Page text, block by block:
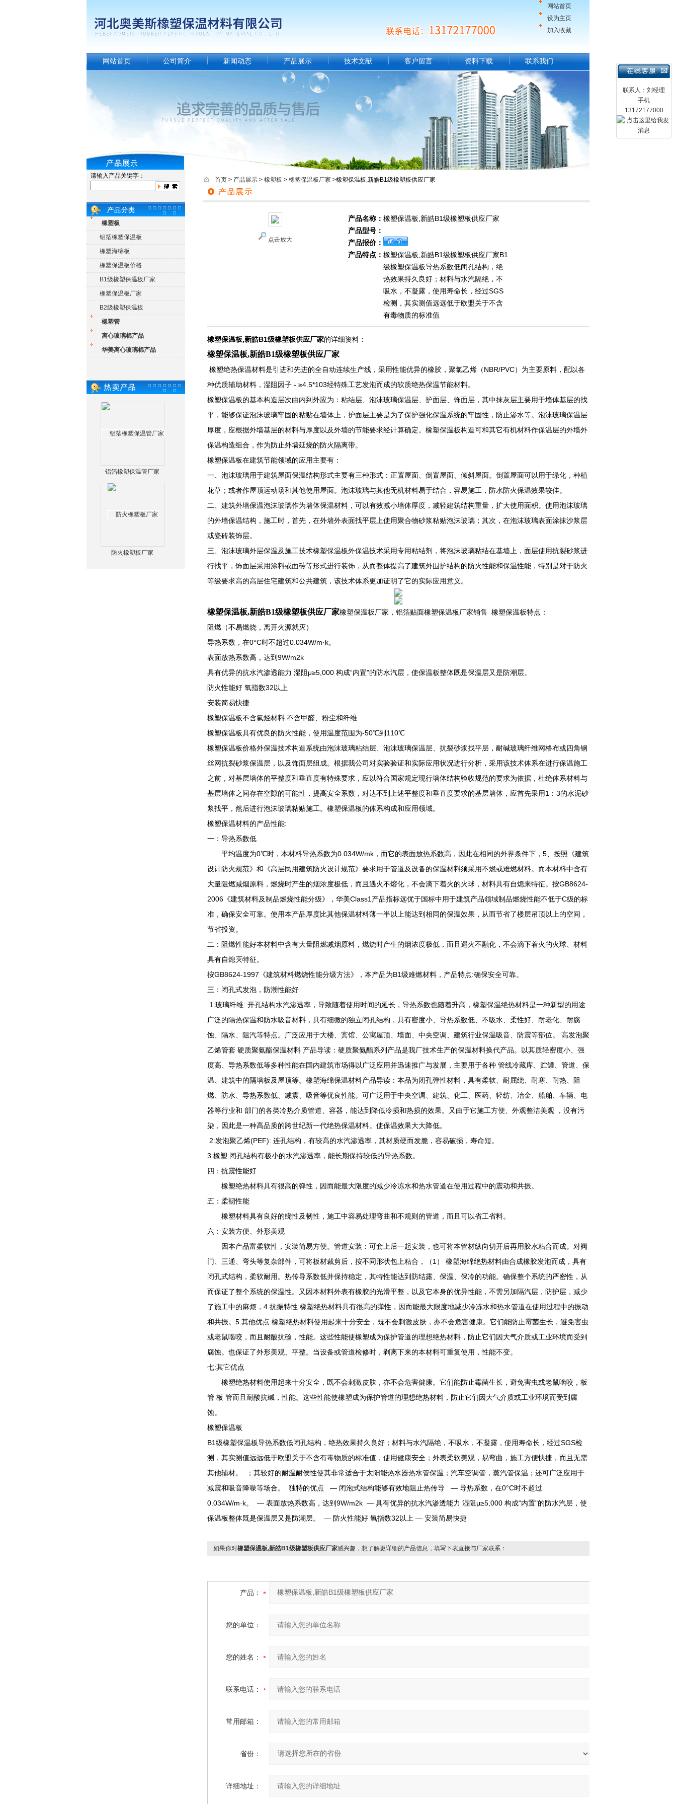
网站首页
设为主页
加入收藏
联系人：刘经理
手机
13172177000
网站首页 公司简介 新闻动态 产品展示 技术文献 客户留言 资料下载 联系我们
请输入产品关键字：
橡塑板
铝箔橡塑保温板
橡塑海绵板
橡塑保温板价格
B1级橡塑保温板厂家
橡塑保温板厂家
B2级橡塑保温板
橡塑管
离心玻璃棉产品
华美离心玻璃棉产品
铝箔橡塑保温管厂家
防火橡塑板厂家
首页 > 产品展示 > 橡塑板 > 橡塑保温板厂家 >橡塑保温板,新皓B1级橡塑板供应厂家
点击放大
产品名称： 橡塑保温板,新皓B1级橡塑板供应厂家
产品型号：
产品报价：
产品特点： 橡塑保温板,新皓B1级橡塑板供应厂家B1
级橡塑保温板导热系数低闭孔结构，绝
热效果持久良好；材料与水汽隔绝，不
吸水，不凝露，使用寿命长，经过SGS
检测，其实测值远远低于欧盟关于不含
有毒物质的标准值
橡塑保温板,新皓B1级橡塑板供应厂家的详细资料：
橡塑保温板,新皓B1级橡塑板供应厂家
橡塑绝热保温材料是引进和先进的全自动连续生产线，采用性能优异的橡胶，聚氯乙烯（NBR/PVC）为主要原料，配以各
种优质辅助材料，湿阻因子 - ≥4.5*103经特殊工艺发泡而成的软质绝热保温节能材料。
橡塑保温板的基本构造层次由内到外应为：粘结层、泡沫玻璃保温层、护面层、饰面层，其中抹灰层主要用于墙体基层的找
平，能够保证泡沫玻璃牢固的粘贴在墙体上，护面层主要是为了保护强化保温系统的牢固性，防止渗水等。泡沫玻璃保温层
厚度，应根据外墙基层的材料与厚度以及外墙的节能要求经计算确定。橡塑保温板构造可和其它有机材料作保温层的外墙外
保温构造组合，作为防止外墙延烧的防火隔离带。
橡塑保温板在建筑节能领域的应用主要有：
一、泡沫玻璃用于建筑屋面保温结构形式主要有三种形式：正置屋面、倒置屋面、倾斜屋面。倒置屋面可以用于绿化，种植
花草；或者作屋顶运动场和其他使用屋面。泡沫玻璃与其他无机材料易于结合，容易施工，防水防火保温效果较佳。
二、建筑外墙保温泡沫玻璃作为墙体保温材料，可以有效减小墙体厚度，减轻建筑结构重量，扩大使用面积。使用泡沫玻璃
的外墙保温结构，施工时，首先，在外墙外表面找平层上使用聚合物砂浆粘贴泡沫玻璃；其次，在泡沫玻璃表面涂抹沙浆层
或瓷砖装饰层。
三、泡沫玻璃外层保温及施工技术橡塑保温板外保温技术采用专用粘结剂，将泡沫玻璃粘结在基墙上，面层使用抗裂砂浆进
行找平，饰面层采用涂料或面砖等形式进行装饰，从而整体提高了建筑外围护结构的防火性能和保温性能，特别是对于防火
等级要求高的高层住宅建筑和公共建筑，该技术体系更加证明了它的实际应用意义。
橡塑保温板,新皓B1级橡塑板供应厂家橡塑保温板厂家，铝箔贴面橡塑保温板厂家销售 橡塑保温板特点：
阻燃（不易燃烧，离开火源就灭）
导热系数，在0°C时不超过0.034W/m·k。
表面放热系数高，达到9W/m2k
具有优异的抗水汽渗透能力 湿阻μ≥5,000 构成“内置"的防水汽层，使保温板整体既是保温层又是防潮层。
防火性能好 氧指数32以上
安装简易快捷
橡塑保温板不含氟烃材料 不含甲醛、粉尘和纤维
橡塑保温板具有优良的防火性能，使用温度范围为-50℃到110℃
橡塑保温板价格外保温技术构造系统由泡沫玻璃粘结层、泡沫玻璃保温层、抗裂砂浆找平层，耐碱玻璃纤维网格布或四角钢
丝网抗裂砂浆保温层，以及饰面层组成。根据我公司对实验验证和实际应用状况进行分析，采用该技术体系在进行保温施工
之前，对基层墙体的平整度和垂直度有特殊要求，应以符合国家规定现行墙体结构验收规范的要求为依据，杜绝体系材料与
基层墙体之间存在空隙的可能性，提高安全系数，对达不到上述平整度和垂直度要求的基层墙体，应首先采用1：3的水泥砂
浆找平，然后进行泡沫玻璃粘贴施工。橡塑保温板的体系构成和应用领域。
橡塑保温材料的产品性能:
一：导热系数低
平均温度为0℃时，本材料导热系数为0.034W/mk，而它的表面放热系数高，因此在相同的外界条件下，5、按照《建筑
设计防火规范》和《高层民用建筑防火设计规范》要求用于管道及设备的保温材料须采用不燃或难燃材料。而本材料中含有
大量阻燃减烟原料，燃烧时产生的烟浓度极低，而且遇火不熔化，不会滴下着火的火球，材料具有自熄来特征。按GB8624-
2006《建筑材料及制品燃烧性能分级》，华美Class1产品指标远优于国标中用于建筑产品领域制品燃烧性能不低于C级的标
准，确保安全可靠。使用本产品厚度比其他保温材料薄一半以上能达到相同的保温效果，从而节省了楼层吊顶以上的空间，
节省投资。
二：阻燃性能好本材料中含有大量阻燃减烟原料，燃烧时产生的烟浓度极低，而且遇火不融化，不会滴下着火的火球、材料
具有自熄灭特征。
按GB8624-1997《建筑材料燃烧性能分级方法》，本产品为B1级难燃材料，产品特点:确保安全可靠。
三：闭孔式发泡，防潮性能好
1:玻璃纤维: 开孔结构水汽渗透率，导致随着使用时间的延长，导热系数也随着升高，橡塑保温绝热材料是一种新型的用途
广泛的隔热保温和防水吸音材料，具有细微的独立闭孔结构，具有密度小、导热系数低、不吸水、柔性好、耐老化、耐腐
蚀、隔水、阻汽等特点。广泛应用于大楼、宾馆、公寓屋顶、墙面、中央空调、建筑行业保温吸音、防震等部位。 高发泡聚
乙烯管套 硬质聚氨酯保温材料 产品导读：硬质聚氨酯系列产品是我厂技术生产的保温材料换代产品。以其质轻密度小、强
度高、导热系数低等多种性能在国内建筑市场得以广泛应用并迅速推广与发展，主要用于各种 管线冷藏库、贮罐、管道、保
温、建筑中的隔墙板及屋顶等。橡塑海绵保温材料产品导读：本品为闭孔弹性材料，具有柔软、耐屈绕、耐寒、耐热、阻
燃、防水、导热系数低、减震、吸音等优良性能。可广泛用于中央空调、建筑、化工、医药、轻纺、冶金、船舶、车辆、电
器等行业和 部门的各类冷热介质管道、容器，能达到降低冷损和热损的效果。又由于它施工方便、外观整洁美观 ，没有污
染，因此是一种高品质的跨世纪新一代绝热保温材料。使保温效果大大降低。
2:发泡聚乙烯(PEF): 连孔结构，有较高的水汽渗透率，其材质硬而发脆，容易破损，寿命短。
3:橡塑:闭孔结构有极小的水汽渗透率，能长期保持较低的导热系数。
四：抗震性能好
橡塑绝热材料具有很高的弹性，因而能最大限度的减少冷冻水和热水管道在使用过程中的震动和共振。
五：柔韧性能
橡塑材料具有良好的绕性及韧性，施工中容易处理弯曲和不规则的管道，而且可以省工省料。
六：安装方便、外形美观
因本产品富柔软性，安装简易方便。管道安装：可套上后一起安装，也可将本管材纵向切开后再用胶水粘合而成。对阀
门、三通、弯头等复杂部件，可将板材裁剪后，按不同形状包上粘合，（1） 橡塑海绵绝热材料由合成橡胶发泡而成，具有
闭孔式结构，柔软耐用。热传导系数低并保持稳定，其特性能达到防结露、保温、保冷的功能。确保整个系统的严密性，从
而保证了整个系统的保温性。又因本材料外表有橡胶的光滑平整，以及它本身的优异性能，不需另加隔汽层，防护层，减少
了施工中的麻烦，4.抗振特性:橡塑绝热材料具有很高的弹性，因而能最大限度地减少冷冻水和热水管道在使用过程中的振动
和共振。5.其他优点:橡塑绝热材料使用起来十分安全，既不会剌激皮肤，亦不会危害健康。它们能防止霉菌生长，避免害虫
或老鼠啮咬，而且耐酸抗硷，性能。这些性能使橡塑成为保护管道的理想绝热材料，防止它们因大气介质或工业环境而受到
腐蚀。也保证了外形美观、平整。当设备或管道检修时，剥离下来的本材料可重复使用，性能不变。
七:其它优点
橡塑绝热材料使用起来十分安全，既不会刺激皮肤，亦不会危害健康。它们能防止霉菌生长，避免害虫或老鼠啮咬，板
管 板 管而且耐酸抗碱，性能。这些性能使橡塑成为保护管道的理想绝热材料，防止它们因大气介质或工业环境而受到腐
蚀。
橡塑保温板
B1级橡塑保温板导热系数低闭孔结构，绝热效果持久良好；材料与水汽隔绝，不吸水，不凝露，使用寿命长，经过SGS检
测，其实测值远远低于欧盟关于不含有毒物质的标准值，使用健康安全；外表柔软美观，易弯曲，施工方便快捷，而且无需
其他辅材。 ；其较好的耐温耐侯性使其非常适合于太阳能热水器热水管保温；汽车空调管，蒸汽管保温；还可广泛应用于
减震和吸音降噪等场合。 独特的优点 — 闭泡式结构能够有效地阻止热传导 — 导热系数，在0°C时不超过
0.034W/m·k。 — 表面放热系数高，达到9W/m2k — 具有优异的抗水汽渗透能力 湿阻μ≥5,000 构成“内置"的防水汽层，使
保温板整体既是保温层又是防潮层。 — 防火性能好 氧指数32以上 — 安装简易快捷
如果你对橡塑保温板,新皓B1级橡塑板供应厂家感兴趣，想了解更详细的产品信息，填写下表直接与厂家联系：
产品：
您的单位：
您的姓名：
联系电话：
常用邮箱：
省份：
详细地址：